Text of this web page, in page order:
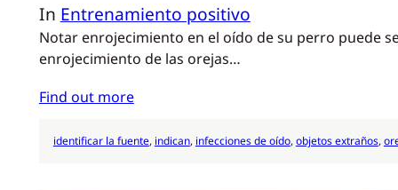
In Entrenamiento positivo
Notar enrojecimiento en el oído de su perro puede
enrojecimiento de las orejas…
Find out more
identificar la fuente, indican, infecciones de oído, objetos extraños,